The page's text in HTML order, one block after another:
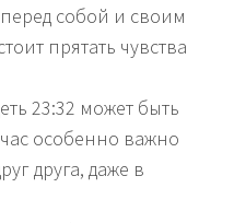
собой и своим
прятать чувства
23:32 может быть
особенно важно
друга, даже в